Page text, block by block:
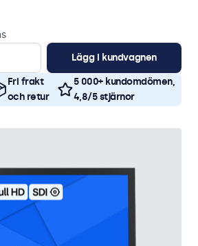
Lägg i kundvagnen
Fri frakt
och retur
5 000+ kundomdömen,
4,8/5 stjärnor